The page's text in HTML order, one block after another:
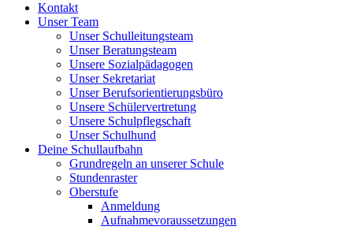
Kontakt
Unser Team
Unser Schulleitungsteam
Unser Beratungsteam
Unsere Sozialpädagogen
Unser Sekretariat
Unser Berufsorientierungsbüro
Unsere Schülervertretung
Unsere Schulpflegschaft
Unser Schulhund
Deine Schullaufbahn
Grundregeln an unserer Schule
Stundenraster
Oberstufe
Anmeldung
Aufnahmevoraussetzungen